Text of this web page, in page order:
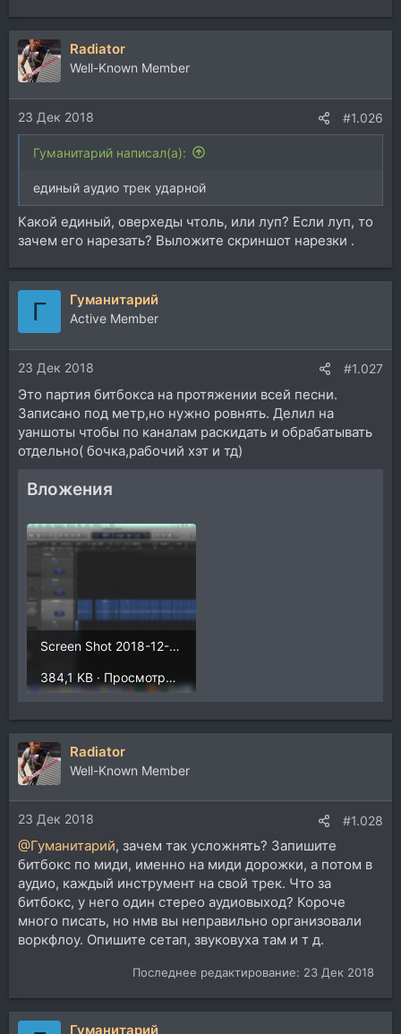
Radiator
Well-Known Member
23 Дек 2018 #1.026
Гуманитарий написал(а):
единый аудио трек ударной
Какой единый, оверхеды чтоль, или луп? Если луп, то
зачем его нарезать? Выложите скриншот нарезки .
Г Гуманитарий
Active Member
23 Дек 2018 #1.027
Это партия битбокса на протяжении всей песни.
Записано под метр,но нужно ровнять. Делил на
уаншоты чтобы по каналам раскидать и обрабатывать
отдельно( бочка,рабочий хэт и тд)
Вложения
Screen Shot 2018-12-23 at 15.44.33.png
384,1 KB · Просмотры: 603
Radiator
Well-Known Member
23 Дек 2018 #1.028
@Гуманитарий, зачем так усложнять? Запишите
битбокс по миди, именно на миди дорожки, а потом в
аудио, каждый инструмент на свой трек. Что за
битбокс, у него один стерео аудиовыход? Короче
много писать, но нмв вы неправильно организовали
воркфлоу. Опишите сетап, звуковуха там и т д.
Последнее редактирование: 23 Дек 2018
Гуманитарий